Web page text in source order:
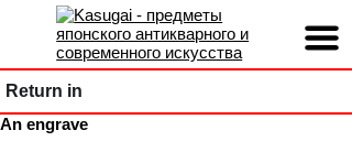
Return in
An engrave